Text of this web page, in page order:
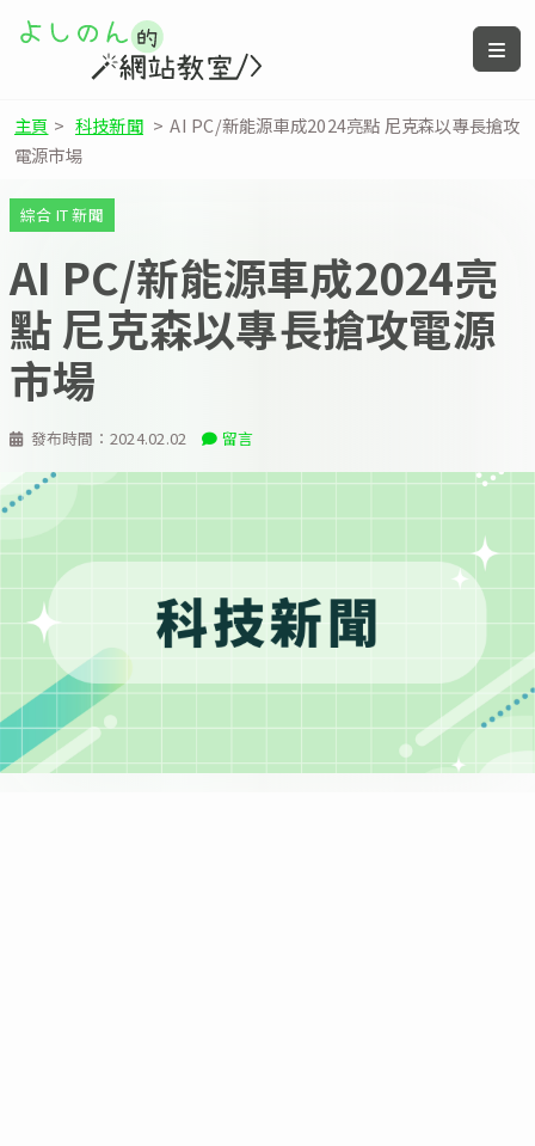
主頁 > 科技新聞 > AI PC/新能源車成2024亮點 尼克森以專長搶攻
電源市場
發布時間： 2024.02.02 留言
綜合 IT 新聞
AI PC/新能源車成2024亮
點 尼克森以專長搶攻電源
市場